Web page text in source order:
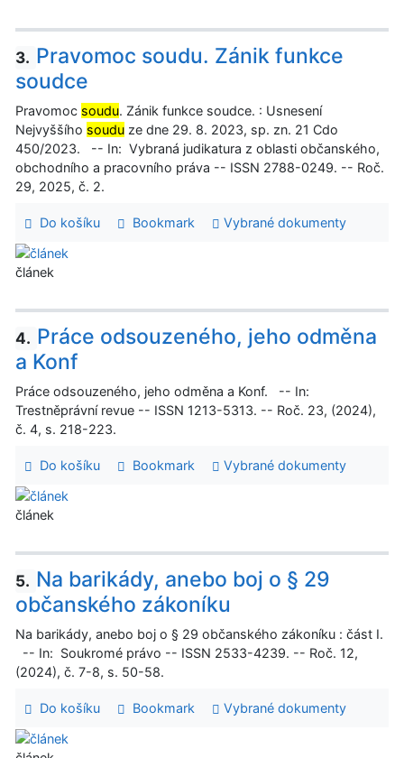
3. Pravomoc soudu. Zánik funkce
soudce
Pravomoc soudu. Zánik funkce soudce. : Usnesení
Nejvyššího soudu ze dne 29. 8. 2023, sp. zn. 21 Cdo
450/2023. -- In: Vybraná judikatura z oblasti občanského,
obchodního a pracovního práva -- ISSN 2788-0249. -- Roč.
29, 2025, č. 2.
Do košíku Bookmark Vybrané dokumenty
článek
4. Práce odsouzeného, jeho odměna
a Konf
Práce odsouzeného, jeho odměna a Konf. -- In:
Trestněprávní revue -- ISSN 1213-5313. -- Roč. 23, (2024),
č. 4, s. 218-223.
Do košíku Bookmark Vybrané dokumenty
článek
5. Na barikády, anebo boj o § 29
občanského zákoníku
Na barikády, anebo boj o § 29 občanského zákoníku : část I.
-- In: Soukromé právo -- ISSN 2533-4239. -- Roč. 12,
(2024), č. 7-8, s. 50-58.
Do košíku Bookmark Vybrané dokumenty